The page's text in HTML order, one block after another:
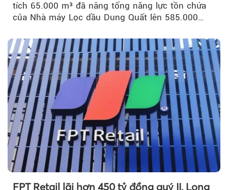
tích 65.000 m³ đã nâng tổng năng lực tồn chứa
của Nhà máy Lọc dầu Dung Quất lên 585.000
FPT Retail lãi hơn 450 tỷ đồng quý II, Long